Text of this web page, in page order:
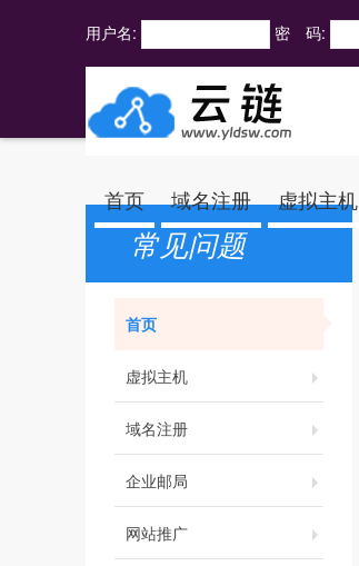
用户名: 密 码:
首页 域名注册 虚拟主机
常见问题
首页
虚拟主机
域名注册
企业邮局
网站推广